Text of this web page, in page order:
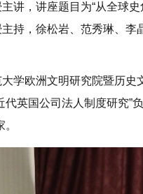
讲，讲座题目为“从全球
持，徐松岩、范秀琳、
学欧洲文明研究院暨历
代英国公司法人制度研究”